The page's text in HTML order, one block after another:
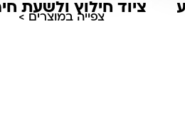
ציוד חילוץ ולשעת
צפייה במוצרים >